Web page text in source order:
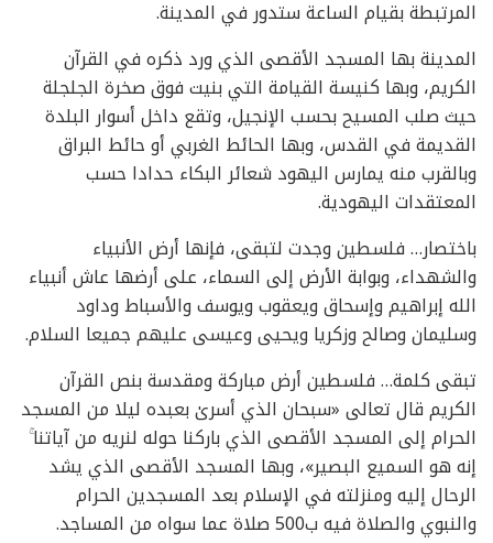
المرتبطة بقيام الساعة ستدور في المدينة.
المدينة بها المسجد الأقصى الذي ورد ذكره في القرآن
الكريم، وبها كنيسة القيامة التي بنيت فوق صخرة الجلجلة
حيث صلب المسيح بحسب الإنجيل، وتقع داخل أسوار البلدة
القديمة في القدس، وبها الحائط الغربي أو حائط البراق
وبالقرب منه يمارس اليهود شعائر البكاء حدادا حسب
المعتقدات اليهودية.
باختصار… فلسطين وجدت لتبقى، فإنها أرض الأنبياء
والشهداء، وبوابة الأرض إلى السماء، على أرضها عاش أنبياء
الله إبراهيم وإسحاق ويعقوب ويوسف والأسباط وداود
وسليمان وصالح وزكريا ويحيى وعيسى عليهم جميعا السلام.
تبقى كلمة… فلسطين أرض مباركة ومقدسة بنص القرآن
الكريم قال تعالى «سبحان الذي أسرىٰ بعبده ليلا من المسجد
الحرام إلى المسجد الأقصى الذي باركنا حوله لنريه من آياتنا ۚ
إنه هو السميع البصير»، وبها المسجد الأقصى الذي يشد
الرحال إليه ومنزلته في الإسلام بعد المسجدين الحرام
والنبوي والصلاة فيه ب500 صلاة عما سواه من المساجد.